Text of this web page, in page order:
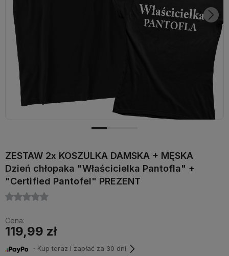
ZESTAW 2x KOSZULKA DAMSKA + MĘSKA
Dzień chłopaka "Właścicielka Pantofla" +
"Certified Pantofel" PREZENT
Cena:
119,99 zł
・Kup teraz i zapłać za 30 dni